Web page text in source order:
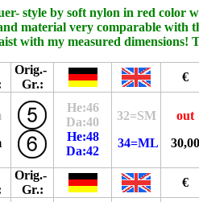
style by soft nylon in red color
material very comparable
with my measured dimensions!
Orig.-
Gr.:
€
He:46
Da:40
He:48
Da:42
32=SM
34=ML
out
30,00
Orig.-
Gr.:
€